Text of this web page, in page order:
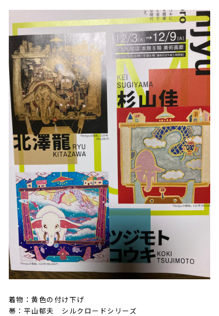
着物：黄色の付け下げ
帯：平山郁夫 シルクロードシリーズ